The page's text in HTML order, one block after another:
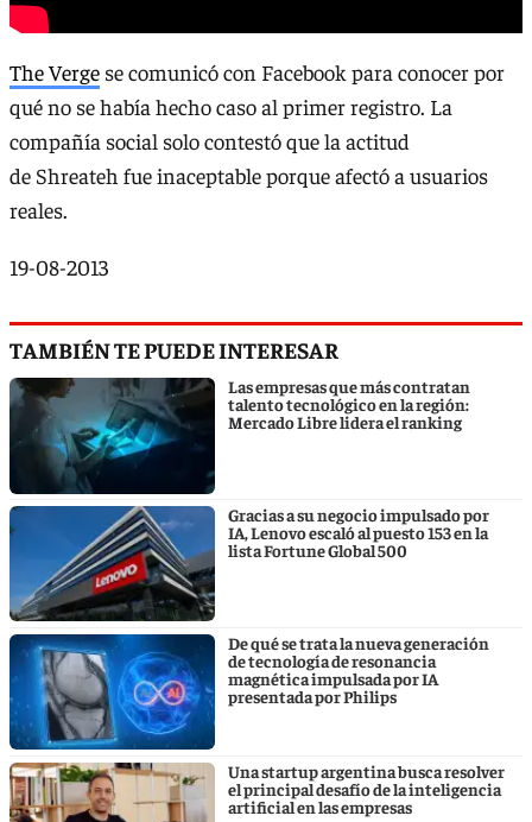
The Verge se comunicó con Facebook para conocer por
qué no se había hecho caso al primer registro. La
compañía social solo contestó que la actitud
de Shreateh fue inaceptable porque afectó a usuarios
reales.
19-08-2013
TAMBIÉN TE PUEDE INTERESAR
Las empresas que más contratan
talento tecnológico en la región:
Mercado Libre lidera el ranking
Gracias a su negocio impulsado por
IA, Lenovo escaló al puesto 153 en la
lista Fortune Global 500
De qué se trata la nueva generación
de tecnología de resonancia
magnética impulsada por IA
presentada por Philips
Una startup argentina busca resolver
el principal desafío de la inteligencia
artificial en las empresas